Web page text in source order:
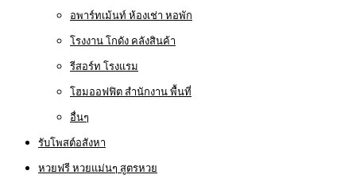
อพาร์ทเม้นท์ ห้องเช่า หอพัก
โรงงาน โกดัง คลังสินค้า
รีสอร์ท โรงแรม
โฮมออฟฟิต สำนักงาน พื้นที่
อื่นๆ
รับโพสต์อสังหา
หวยฟรี หวยแม่นๆ สูตรหวย